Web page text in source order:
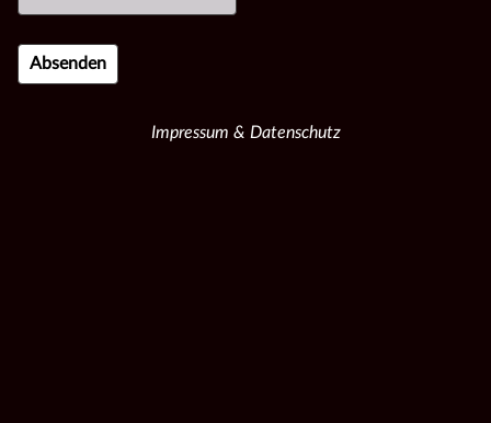
Impressum & Datenschutz